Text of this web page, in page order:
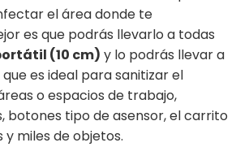
el área donde te
es que podrás llevarlo a todas
(10 cm) y lo podrás llevar a
es ideal para sanitizar el
o espacios de trabajo,
botones tipo de asensor, el carrito
y miles de objetos.